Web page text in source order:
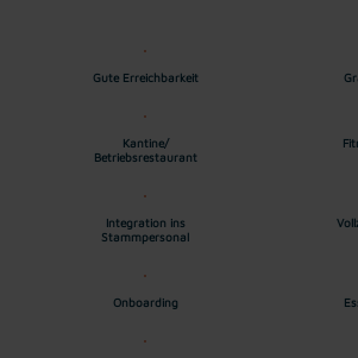
Gute Erreichbarkeit
Kantine/
Betriebsrestaurant
Integration ins
Stammpersonal
Onboarding